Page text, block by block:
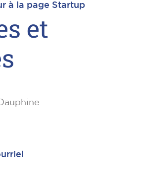
à la page Startup
et